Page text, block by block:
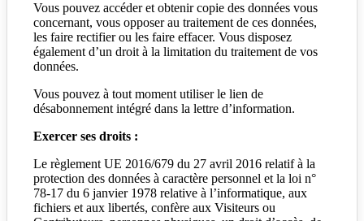
Vous pouvez accéder et obtenir copie des données vous
concernant, vous opposer au traitement de ces données,
les faire rectifier ou les faire effacer. Vous disposez
également d’un droit à la limitation du traitement de vos
données.
Vous pouvez à tout moment utiliser le lien de
désabonnement intégré dans la lettre d’information.
Exercer ses droits :
Le règlement UE 2016/679 du 27 avril 2016 relatif à la
protection des données à caractère personnel et la loi n°
78-17 du 6 janvier 1978 relative à l’informatique, aux
fichiers et aux libertés, confère aux Visiteurs ou